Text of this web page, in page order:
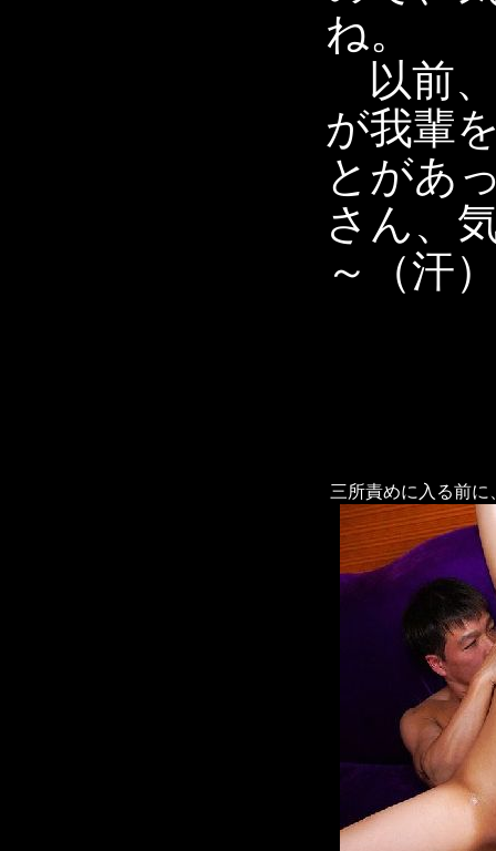
ね。
以前
が我輩
とがあ
さん、
～（汗
三所責めに入る前